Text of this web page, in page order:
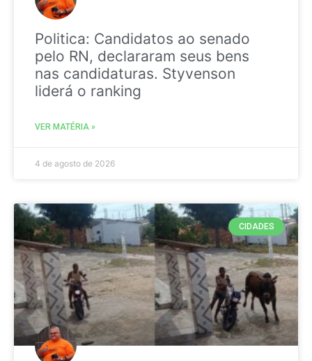
Politica: Candidatos ao senado
pelo RN, declararam seus bens
nas candidaturas. Styvenson
liderá o ranking
VER MATÉRIA »
4 de agosto de 2026
CIDADES